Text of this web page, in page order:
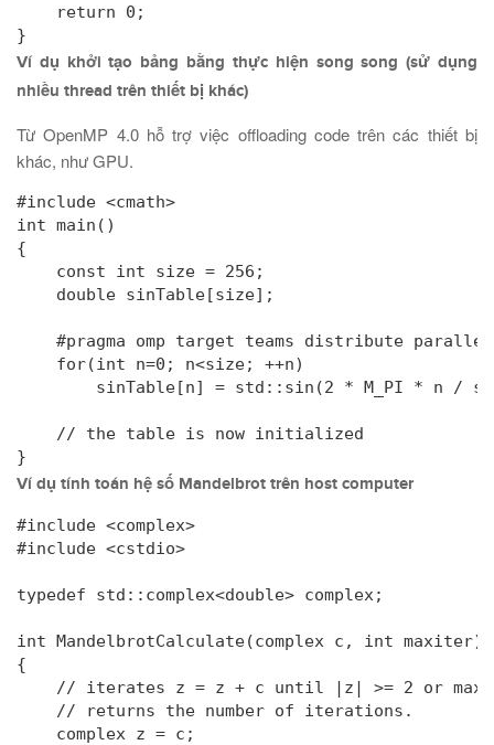
    return 0;
}
Ví dụ khởi tạo bảng bằng thực hiện song song (sử dụng
nhiều thread trên thiết bị khác)
Từ OpenMP 4.0 hỗ trợ việc offloading code trên các thiết bị
khác, như GPU.
#include <cmath>
int main()
{
    const int size = 256;
    double sinTable[size];
#pragma omp target teams distribute
    for(int n=0; n<size; ++n)
sinTable[n] = std::sin(2 * M_PI * n /
    // the table is now initialized
}
Ví dụ tính toán hệ số Mandelbrot trên host computer
#include <complex>
#include <cstdio>
typedef std::complex<double> complex;
int MandelbrotCalculate(complex c, int maxiter)
{
// iterates z = z + c until |z| >= 2 or
    // returns the number of iterations.
    complex z = c;